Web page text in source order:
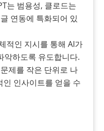
는 범용성, 클로드는
연동에 특화되어 있
적인 지시를 통해 AI가
악하도록 유도합니다.
제를 작은 단위로 나
인 인사이트를 얻을 수